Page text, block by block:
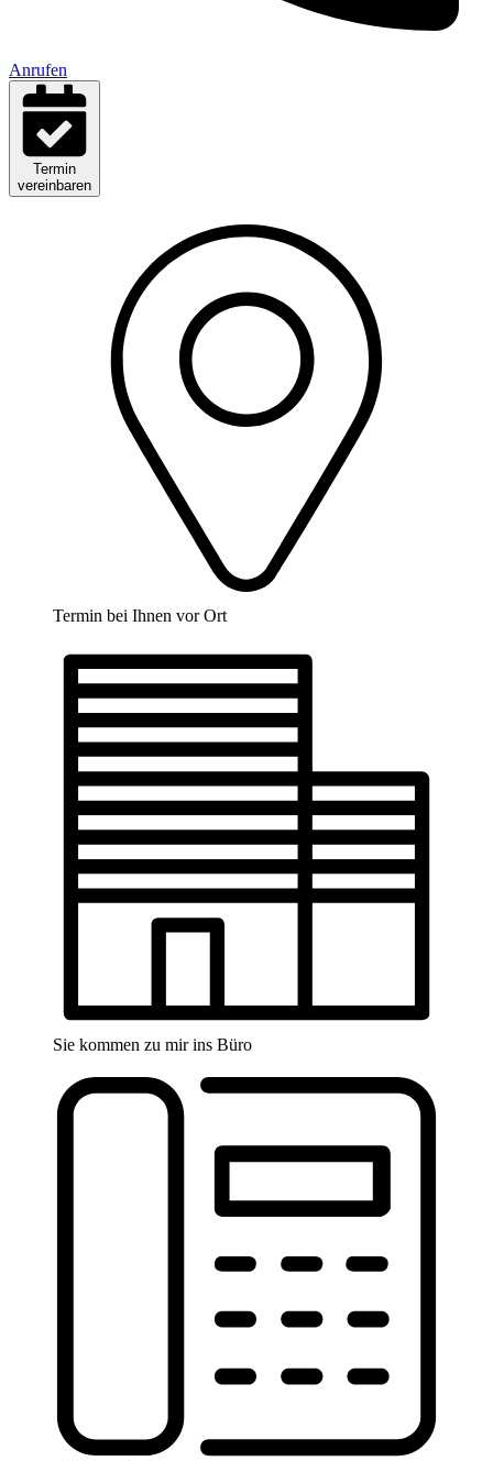
Anrufen
Termin
vereinbaren
Termin bei Ihnen vor Ort
Sie kommen zu mir ins Büro